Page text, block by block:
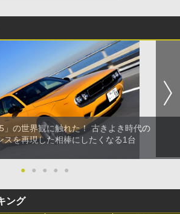
」の世界観に触れた！ 古きよき時代の
スを再現した相棒にしたくなる1台
● ● ● ● ●
ング